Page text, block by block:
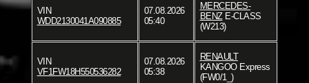
VIN
WDD2130041A090885
07.08.2026
05:40
MERCEDES-
BENZE-CLASS
(W213)
VIN
VF1FW18H550536282
07.08.2026
05:38
RENAULT
KANGOO Express
(FW0/1_)